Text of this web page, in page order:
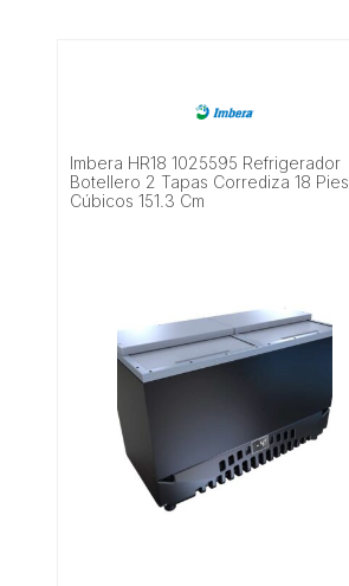
Imbera HR18 1025595 Refrigerador
Botellero 2 Tapas Corrediza 18 Pies
Cúbicos 151.3 Cm